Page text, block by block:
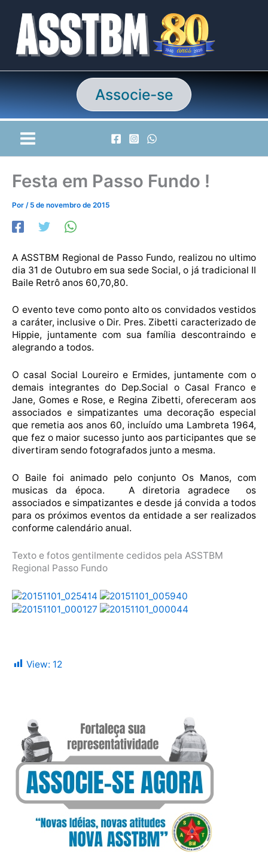
conteúdo
Associe-se
Festa em Passo Fundo !
Por / 5 de novembro de 2015
A ASSTBM Regional de Passo Fundo, realizou no ultimo
dia 31 de Outubro em sua sede Social, o já tradicional II
Baile Retrô anos 60,70,80.
O evento teve como ponto alto os convidados vestidos
a caráter, inclusive o Dir. Pres. Zibetti caracterizado de
Hippie, juntamente com sua família descontraindo e
alegrando a todos.
O casal Social Loureiro e Ermides, juntamente com o
demais integrantes do Dep.Social o Casal Franco e
Jane, Gomes e Rose, e Regina Zibetti, ofereceram aos
associados e simpatizantes uma decoração especial
que remetia aos anos 60, incluído uma Lambreta 1964,
que fez o maior sucesso junto aos participantes que se
divertiram sendo fotografados junto a mesma.
O Baile foi animado pelo conjunto Os Manos, com
musicas da época. A diretoria agradece os
associados e simpatizantes e desde já convida a todos
para os próximos eventos da entidade a ser realizados
conforme calendário anual.
Texto e fotos gentilmente cedidos pela ASSTBM
Regional Passo Fundo
View: 12